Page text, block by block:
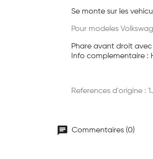
Se monte sur les
Pour modeles
Phare avant droit
Info complementaire :
References d'origine :
chat Commentaires (0)